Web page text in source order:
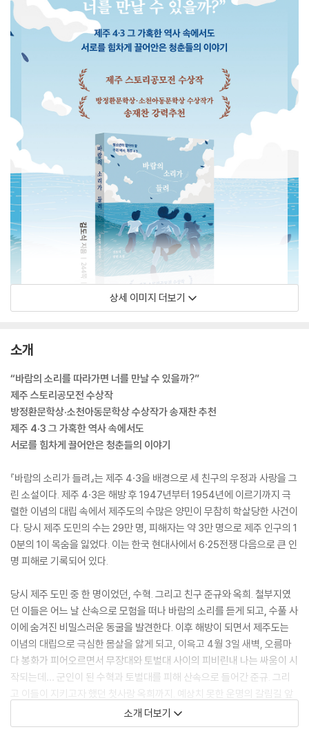
상세 이미지 더보기
소개
“바람의 소리를 따라가면 너를 만날 수 있을까?”
제주 스토리공모전 수상작
방정환문학상·소천아동문학상 수상작가 송재찬 추천
제주 4·3 그 가혹한 역사 속에서도
서로를 힘차게 끌어안은 청춘들의 이야기
『바람의 소리가 들려』는 제주 4·3을 배경으로 세 친구의 우정과 사랑을 그
린 소설이다. 제주 4·3은 해방 후 1947년부터 1954년에 이르기까지 극
렬한 이념의 대립 속에서 제주도의 수많은 양민이 무참히 학살당한 사건이
다. 당시 제주 도민의 수는 29만 명, 피해자는 약 3만 명으로 제주 인구의 1
0분의 1이 목숨을 잃었다. 이는 한국 현대사에서 6·25전쟁 다음으로 큰 인
명 피해로 기록되어 있다.
당시 제주 도민 중 한 명이었던, 수혁. 그리고 친구 준규와 옥희. 철부지였
던 이들은 어느 날 산속으로 모험을 떠나 바람의 소리를 듣게 되고, 수풀 사
이에 숨겨진 비밀스러운 동굴을 발견한다. 이후 해방이 되면서 제주도는
이념의 대립으로 극심한 몸살을 앓게 되고, 이윽고 4월 3일 새벽, 오름마
다 봉화가 피어오르면서 무장대와 토벌대 사이의 피비린내 나는 싸움이 시
작되는데… 군인이 된 수혁과 토벌대를 피해 산속으로 들어간 준규. 그리
고 이들이 지키고자 했던 첫사랑 옥희까지. 예상치 못한 운명의 갈림길 앞
에 선 세 친구는 광기에 휩싸인 참혹한 현실 속에서도 최소한의 인간성을
지키고자 서로를 힘차게 끌어안는다.
소개 더보기